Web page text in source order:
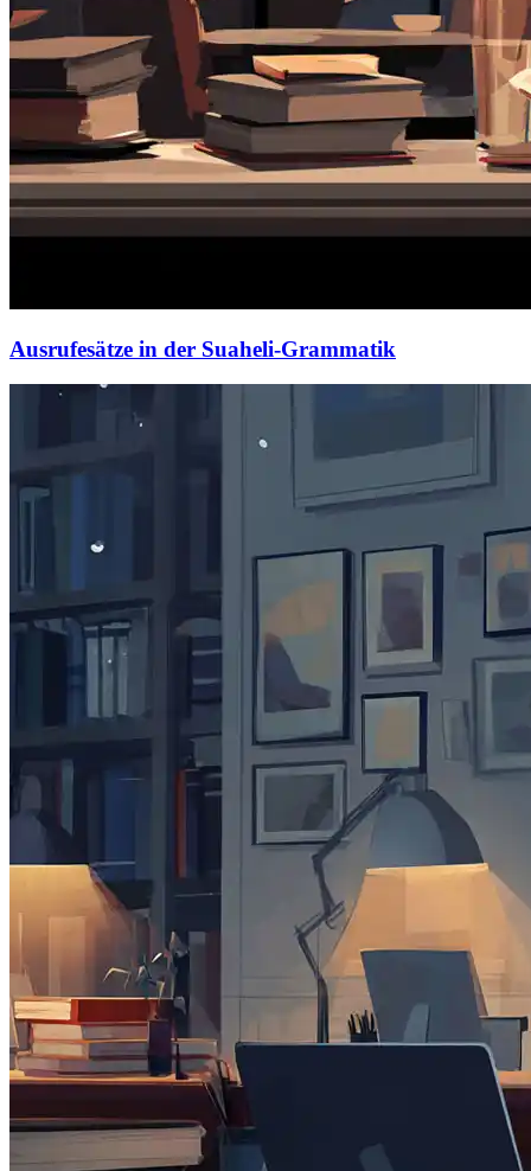
Ausrufesätze in der Suaheli-Grammatik